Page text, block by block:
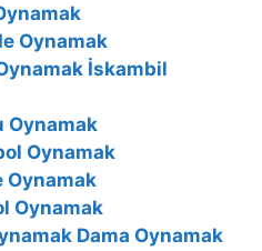
Oynamak
İskambil
Oynamak
Oynamak
Oynamak
Oynamak
Dama Oynamak